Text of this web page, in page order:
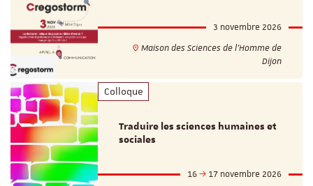
3 novembre 2026
Maison des Sciences de l'Homme de
Dijon
Colloque
Traduire les sciences humaines et
sociales
16
17 novembre 2026